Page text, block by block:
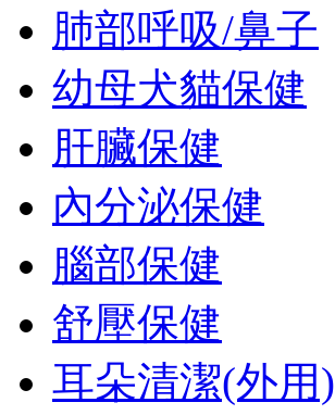
肺部呼吸/鼻子
幼母犬貓保健
肝臟保健
內分泌保健
腦部保健
舒壓保健
耳朵清潔(外用)